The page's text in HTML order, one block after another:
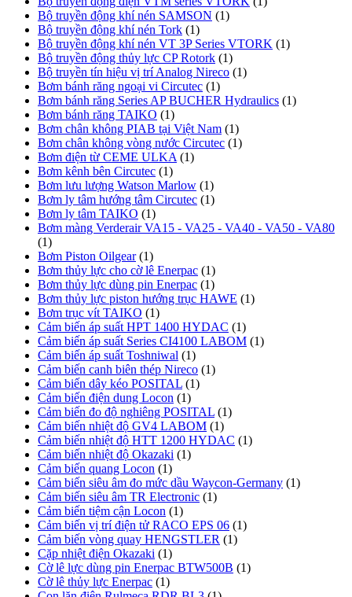
Bộ truyền động khí nén SAMSON (1)
Bộ truyền động khí nén Tork (1)
Bộ truyền động khí nén VT 3P Series VTORK (1)
Bộ truyền động thủy lực CP Rotork (1)
Bộ truyền tín hiệu vị trí Analog Nireco (1)
Bơm bánh răng ngoại vi Circutec (1)
Bơm bánh răng Series AP BUCHER Hydraulics (1)
Bơm bánh răng TAIKO (1)
Bơm chân không PIAB tại Việt Nam (1)
Bơm chân không vòng nước Circutec (1)
Bơm điện từ CEME ULKA (1)
Bơm kênh bên Circutec (1)
Bơm lưu lượng Watson Marlow (1)
Bơm ly tâm hướng tâm Circutec (1)
Bơm ly tâm TAIKO (1)
Bơm màng Verderair VA15 - VA25 - VA40 - VA50 - VA80
(1)
Bơm Piston Oilgear (1)
Bơm thủy lực cho cờ lê Enerpac (1)
Bơm thủy lực dùng pin Enerpac (1)
Bơm thủy lực piston hướng trục HAWE (1)
Bơm trục vít TAIKO (1)
Cảm biến áp suất HPT 1400 HYDAC (1)
Cảm biến áp suất Series CI4100 LABOM (1)
Cảm biến áp suất Toshniwal (1)
Cảm biến canh biên thép Nireco (1)
Cảm biến dây kéo POSITAL (1)
Cảm biến điện dung Locon (1)
Cảm biến đo độ nghiêng POSITAL (1)
Cảm biến nhiệt độ GV4 LABOM (1)
Cảm biến nhiệt độ HTT 1200 HYDAC (1)
Cảm biến nhiệt độ Okazaki (1)
Cảm biến quang Locon (1)
Cảm biến siêu âm đo mức dầu Waycon-Germany (1)
Cảm biến siêu âm TR Electronic (1)
Cảm biến tiệm cận Locon (1)
Cảm biến vị trí điện tử RACO EPS 06 (1)
Cảm biến vòng quay HENGSTLER (1)
Cặp nhiệt điện Okazaki (1)
Cờ lê lực dùng pin Enerpac BTW500B (1)
Cờ lê thủy lực Enerpac (1)